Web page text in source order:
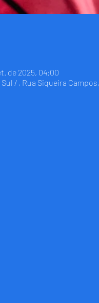
de 2025, 04:00
/ , Rua Siqueira